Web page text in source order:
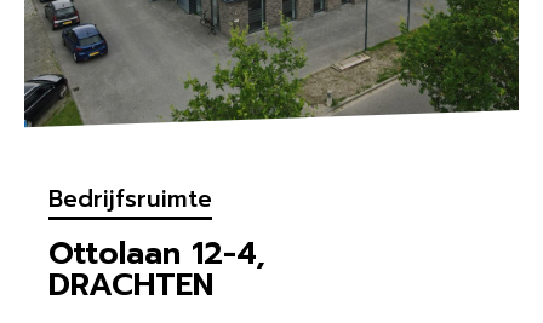
Bedrijfsruimte
Ottolaan 12-4,
DRACHTEN